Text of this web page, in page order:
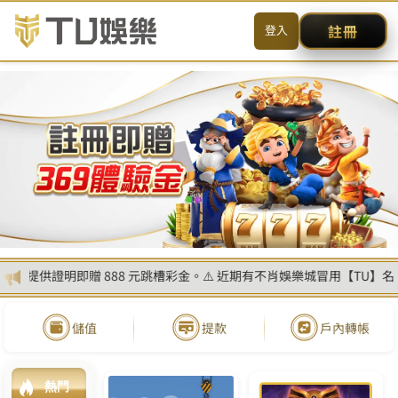
送出
简体中文 搜尋